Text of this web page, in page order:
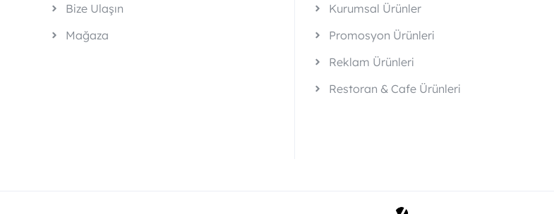
Bize Ulaşın
Mağaza
Kurumsal Ürünler
Promosyon Ürünleri
Reklam Ürünleri
Restoran & Cafe Ürünleri